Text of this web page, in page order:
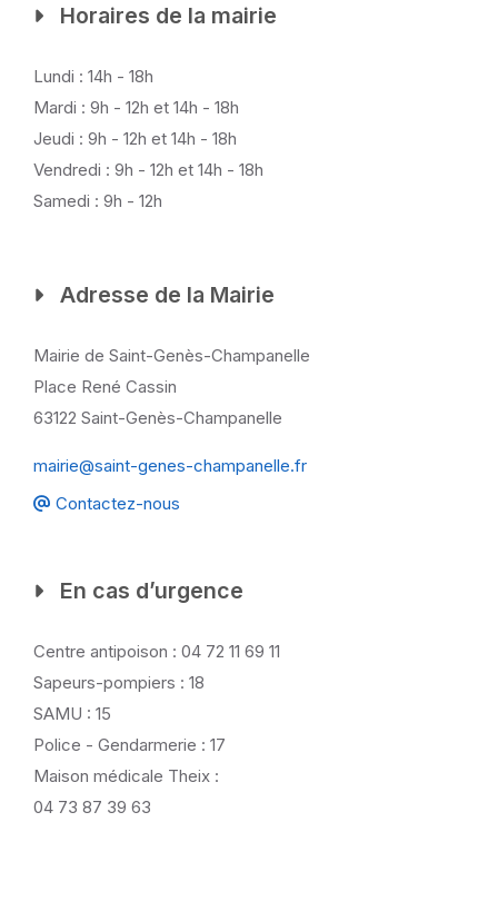
Horaires de la mairie
Lundi : 14h - 18h
Mardi : 9h - 12h et 14h - 18h
Jeudi : 9h - 12h et 14h - 18h
Vendredi : 9h - 12h et 14h - 18h
Samedi : 9h - 12h
Adresse de la Mairie
Mairie de Saint-Genès-Champanelle
Place René Cassin
63122 Saint-Genès-Champanelle
mairie@saint-genes-champanelle.fr
Contactez-nous
En cas d’urgence
Centre antipoison : 04 72 11 69 11
Sapeurs-pompiers : 18
SAMU : 15
Police - Gendarmerie : 17
Maison médicale Theix :
04 73 87 39 63